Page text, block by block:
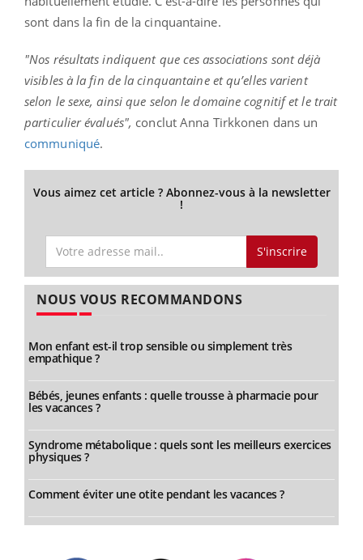
sont dans la fin de la cinquantaine.
"Nos résultats indiquent que ces associations sont déjà
visibles à la fin de la cinquantaine et qu’elles varient
selon le sexe, ainsi que selon le domaine cognitif et le trait
particulier évalués", conclut Anna Tirkkonen dans un
communiqué.
Vous aimez cet article ? Abonnez-vous à la newsletter
!
S'inscrire
NOUS VOUS RECOMMANDONS
Mon enfant est-il trop sensible ou simplement très
empathique ?
Bébés, jeunes enfants : quelle trousse à pharmacie pour
les vacances ?
Syndrome métabolique : quels sont les meilleurs exercices
physiques ?
Comment éviter une otite pendant les vacances ?